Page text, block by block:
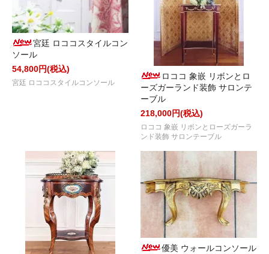
宮廷 ロココスタイルコン
ソール
54,800円(税込)
宮廷 ロココスタイルコンソール
ロココ 象嵌 リボンとロ
ーズガーランド装飾 サロンテ
ーブル
218,000円(税込)
ロココ 象嵌 リボンとローズガーラ
ンド装飾 サロンテーブル
優美 ウォールコンソール